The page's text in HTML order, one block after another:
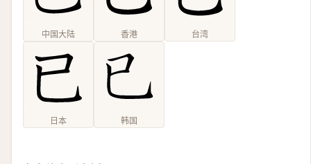
中国大陆 香港 台湾
日本 韩国